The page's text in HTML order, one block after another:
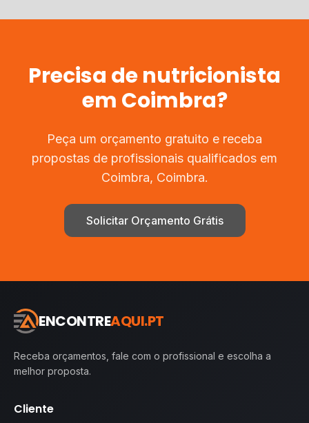
Precisa denutricionista
em Coimbra?
Peça um orçamento gratuito e receba
propostas de profissionais qualificados em
Coimbra, Coimbra.
Solicitar Orçamento Grátis
ENCONTREAQUI.PT
Receba orçamentos, fale com o profissional e escolha a
melhor proposta.
Cliente